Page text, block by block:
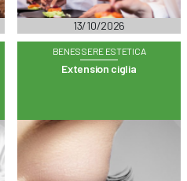
13/10/2026
BENESSERE ESTETICA
Extension ciglia